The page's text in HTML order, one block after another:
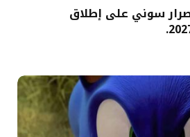
سوني على إطلاق